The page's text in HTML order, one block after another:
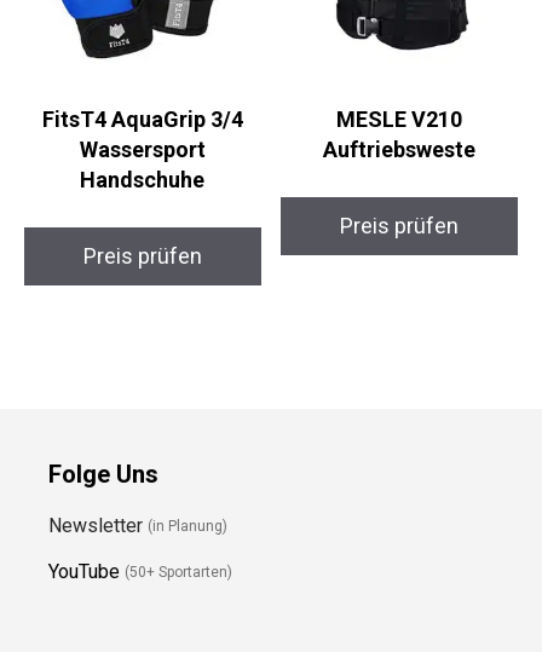
FitsT4 AquaGrip 3/4
Wassersport
Handschuhe
Preis prüfen
MESLE V210
Auftriebsweste
Preis prüfen
Folge Uns
Newsletter (in Planung)
YouTube (50+ Sportarten)